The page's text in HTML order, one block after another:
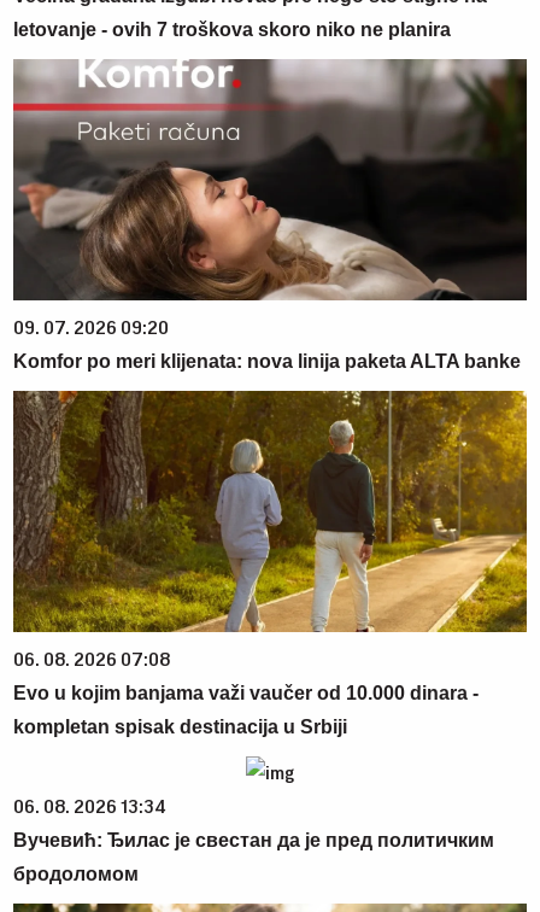
letovanje - ovih 7 troškova skoro niko ne planira
09. 07. 2026 09:20
Komfor po meri klijenata: nova linija paketa ALTA banke
06. 08. 2026 07:08
Evo u kojim banjama važi vaučer od 10.000 dinara -
kompletan spisak destinacija u Srbiji
06. 08. 2026 13:34
Вучевић: Ђилас је свестан да је пред политичким
бродоломом